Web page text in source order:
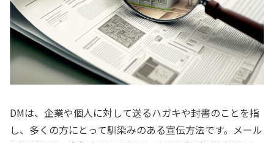
DMは、企業や個人に対して送るハガキや封書のことを指
し、多くの方にとって馴染みのある宣伝方法です。メール